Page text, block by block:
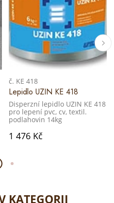
č. KE 418
Lepidlo UZIN KE 418
Disperzní lepidlo UZIN KE 418
pro lepení pvc, cv, textil.
podlahovin 14kg
1 476 Kč
KATEGORII